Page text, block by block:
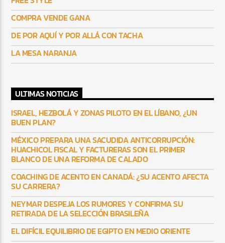
COMPRA VENDE GANA
DE POR AQUÍ Y POR ALLÁ CON TACHA
LA MESA NARANJA
ULTIMAS NOTICIAS
ISRAEL, HEZBOLÁ Y ZONAS PILOTO EN EL LÍBANO, ¿UN
BUEN PLAN?
MÉXICO PREPARA UNA SACUDIDA ANTICORRUPCIÓN:
HUACHICOL FISCAL Y FACTURERAS SON EL PRIMER
BLANCO DE UNA REFORMA DE CALADO
COACHING DE ACENTO EN CANADÁ: ¿SU ACENTO AFECTA
SU CARRERA?
NEYMAR DESPEJA LOS RUMORES Y CONFIRMA SU
RETIRADA DE LA SELECCIÓN BRASILEÑA
EL DIFÍCIL EQUILIBRIO DE EGIPTO EN MEDIO ORIENTE